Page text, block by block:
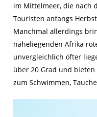
im Mittelmeer, die nach
Touristen anfangs
Manchmal allerdings
naheliegenden Afrika
unvergleichlich öfter
über 20 Grad und
zum Schwimmen,